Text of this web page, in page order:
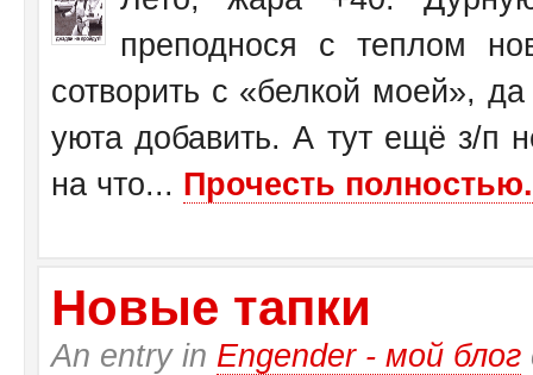
преподнося с теплом
сотворить с «белкой моей»,
уюта добавить. А тут ещё з/п
на что... Прочесть
Новые тапки
An entry in Engender - мой блог